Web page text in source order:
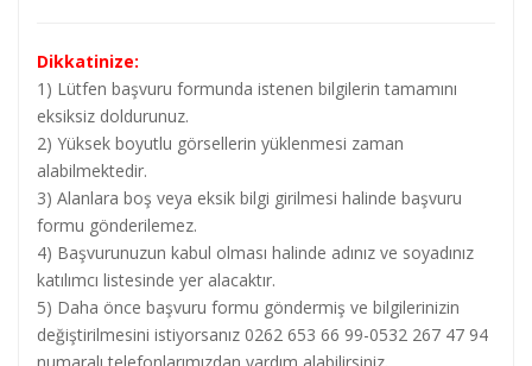
Dikkatinize:
1) Lütfen başvuru formunda istenen bilgilerin tamamını
eksiksiz doldurunuz.
2) Yüksek boyutlu görsellerin yüklenmesi zaman
alabilmektedir.
3) Alanlara boş veya eksik bilgi girilmesi halinde başvuru
formu gönderilemez.
4) Başvurunuzun kabul olması halinde adınız ve soyadınız
katılımcı listesinde yer alacaktır.
5) Daha önce başvuru formu göndermiş ve bilgilerinizin
değiştirilmesini istiyorsanız 0262 653 66 99-0532 267 47 94